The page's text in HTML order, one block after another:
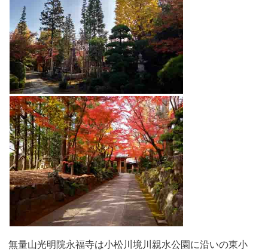
無量山光明院永福寺は小松川境川親水公園に沿いの東小